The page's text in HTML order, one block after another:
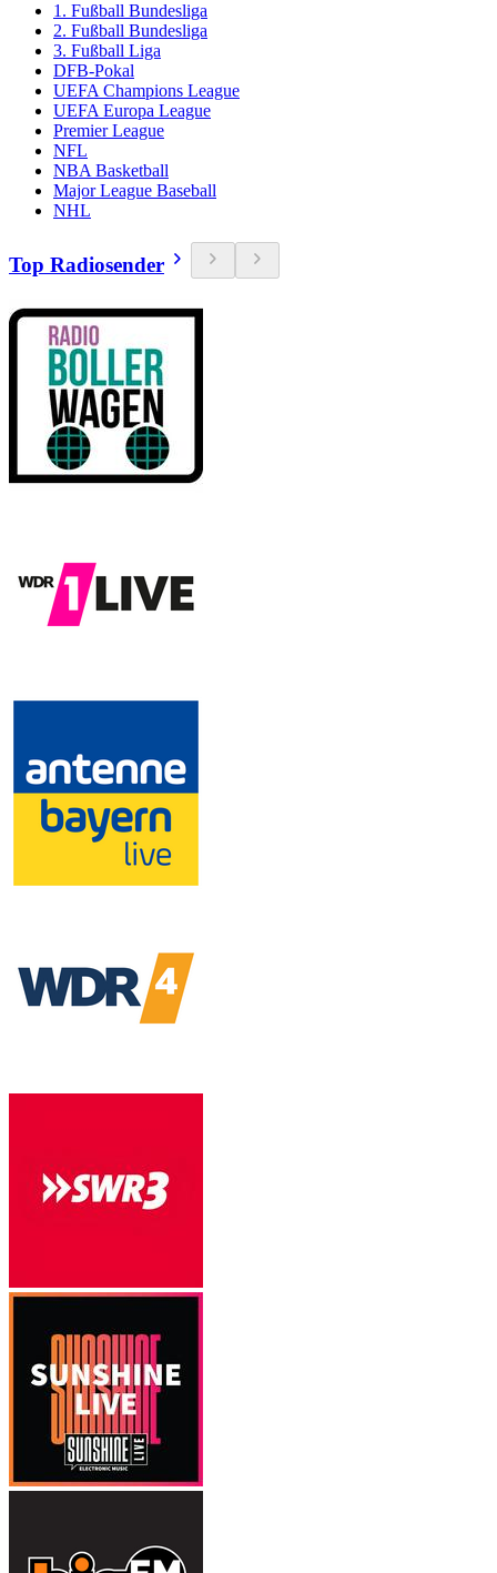
1. Fußball Bundesliga
2. Fußball Bundesliga
3. Fußball Liga
DFB-Pokal
UEFA Champions League
UEFA Europa League
Premier League
NFL
NBA Basketball
Major League Baseball
NHL
Top Radiosender